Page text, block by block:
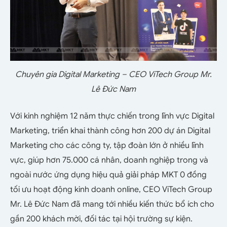
Chuyên gia Digital Marketing – CEO ViTech Group Mr.
Lê Đức Nam
Với kinh nghiệm 12 năm thực chiến trong lĩnh vực Digital
Marketing, triển khai thành công hơn 200 dự án Digital
Marketing cho các công ty, tập đoàn lớn ở nhiều lĩnh
vực, giúp hơn 75.000 cá nhân, doanh nghiệp trong và
ngoài nước ứng dụng hiệu quả giải pháp MKT 0 đồng
tối ưu hoạt động kinh doanh online, CEO ViTech Group
Mr. Lê Đức Nam đã mang tới nhiều kiến thức bổ ích cho
gần 200 khách mời, đối tác tại hội trường sự kiện.